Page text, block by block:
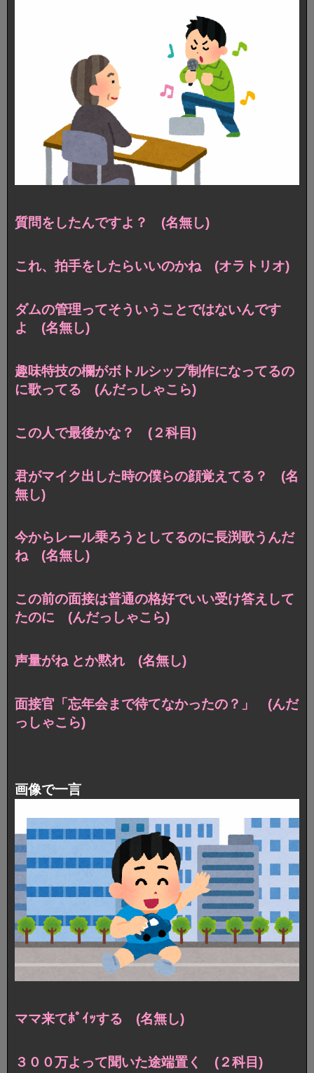
質問をしたんですよ？ (名無し)
これ、拍手をしたらいいのかね (オラトリオ)
ダムの管理ってそういうことではないんです
よ (名無し)
趣味特技の欄がボトルシップ制作になってるの
に歌ってる (んだっしゃこら)
この人で最後かな？ (２科目)
君がマイク出した時の僕らの顔覚えてる？ (名
無し)
今からレール乗ろうとしてるのに長渕歌うんだ
ね (名無し)
この前の面接は普通の格好でいい受け答えして
たのに (んだっしゃこら)
声量がね とか黙れ (名無し)
面接官「忘年会まで待てなかったの？」 (んだ
っしゃこら)
画像で一言
ママ来てﾎﾟｲｯする (名無し)
３００万よって聞いた途端置く (２科目)